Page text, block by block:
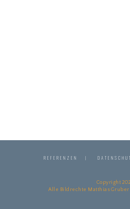
REFERENZEN
Copyright
Alle Bildrechte Matthias Gruber